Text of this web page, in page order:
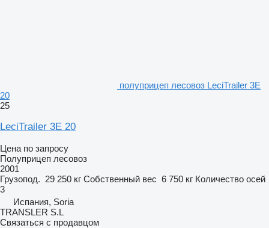
полуприцеп лесовоз LeciTrailer 3E
20
25
LeciTrailer 3E 20
Цена по запросу
Полуприцеп лесовоз
2001
Грузопод. 29 250 кг Собственный вес 6 750 кг Количество осей
3
Испания, Soria
TRANSLER S.L
Связаться с продавцом